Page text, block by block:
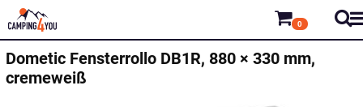
0
Dometic Fensterrollo DB1R, 880 × 330 mm,
cremeweiß